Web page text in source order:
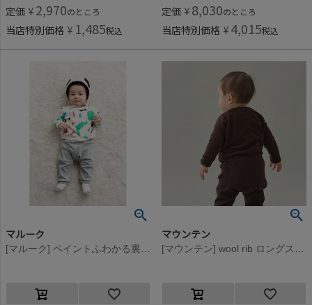
定価 ¥ 2,970のところ
当店特別価格 ¥ 1,485税込
定価 ¥ 8,030のところ
当店特別価格 ¥ 4,015税込
マルーク
[マルーク] ペイントふわかる裏毛babyセット シロ系(21)
マウンテン
[マウンテン] wool rib ロングスリーブ(for baby) チョコレート